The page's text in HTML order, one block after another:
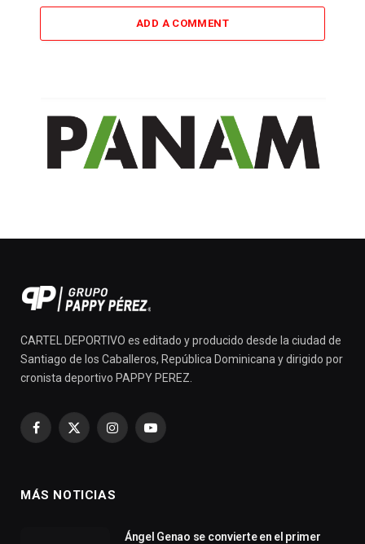
ADD A COMMENT
CARTEL DEPORTIVO es editado y producido desde la ciudad de
Santiago de los Caballeros, República Dominicana y dirigido por
cronista deportivo PAPPY PEREZ.
Facebook
X
InstagramYouTube
MÁS NOTICIAS
Ángel Genao se convierte en el primer